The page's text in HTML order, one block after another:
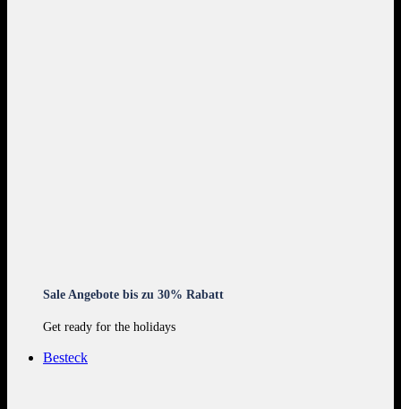
Sale Angebote bis zu 30% Rabatt
Get ready for the holidays
Besteck